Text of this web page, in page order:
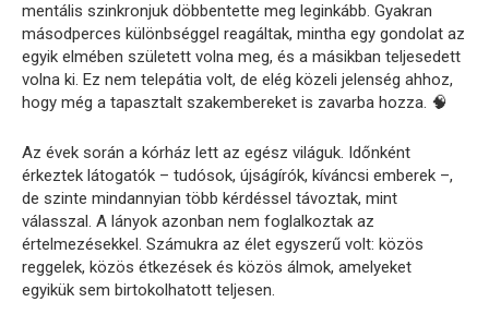
mentális szinkronjuk döbbentette meg leginkább. Gyakran
másodperces különbséggel reagáltak, mintha egy gondolat az
egyik elmében született volna meg, és a másikban teljesedett
volna ki. Ez nem telepátia volt, de elég közeli jelenség ahhoz,
hogy még a tapasztalt szakembereket is zavarba hozza. 🧠
Az évek során a kórház lett az egész világuk. Időnként
érkeztek látogatók – tudósok, újságírók, kíváncsi emberek –,
de szinte mindannyian több kérdéssel távoztak, mint
válasszal. A lányok azonban nem foglalkoztak az
értelmezésekkel. Számukra az élet egyszerű volt: közös
reggelek, közös étkezések és közös álmok, amelyeket
egyikük sem birtokolhatott teljesen.